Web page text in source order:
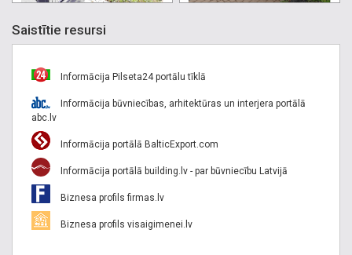
Saistītie resursi
Informācija Pilseta24 portālu tīklā
Informācija būvniecības, arhitektūras un interjera portālā
abc.lv
Informācija portālā BalticExport.com
Informācija portālā building.lv - par būvniecību Latvijā
Biznesa profils firmas.lv
Biznesa profils visaigimenei.lv